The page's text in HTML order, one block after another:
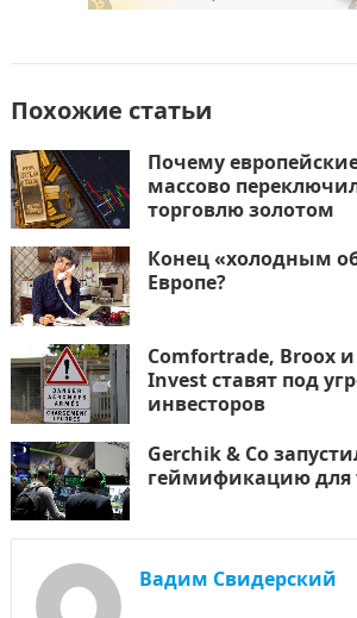
n
ь
Похожие статьи
Почему
массово
торговлю золотом
Конец «холодным
Европе?
Comfortrade, Broox
Invest ставят под
инвесторов
Gerchik & Co
геймификацию для
Вадим Свидерский